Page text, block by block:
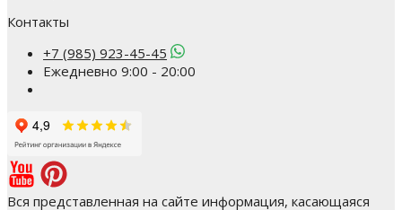
Контакты
+7 (985) 923-45-45
Ежедневно 9:00 - 20:00
Вся представленная на сайте информация, касающаяся